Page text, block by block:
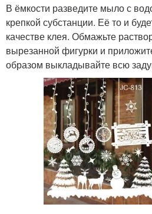
В ёмкости разведите мыло с
крепкой субстанции. Её то и
качестве клея. Обмажьте
вырезанной фигурки и
образом выкладывайте всю